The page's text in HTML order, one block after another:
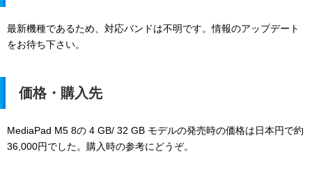
最新機種であるため、対応バンドは不明です。情報のアップデート
をお待ち下さい。
価格・購入先
MediaPad M5 8の 4 GB/ 32 GB モデルの発売時の価格は日本円で約
36,000円でした。購入時の参考にどうぞ。